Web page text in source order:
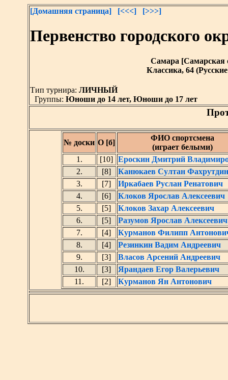
[Домашняя страница] [<<<] [>>>]
Первенство городского
Самара [Самарская
Классика, 64
Тип турнира: ЛИЧНЫЙ
Группы: Юноши до 14 лет, Юноши до 17 лет
№ доски О [б]
ФИО спортсмена
(играет белыми)
1.
[10] Ероскин Дмитрий
2.
[8]
Канюкаев Султан
3.
[7]
Иркабаев Руслан Ренатович
4.
[6]
Клоков Ярослав Алексеевич
5.
[5]
Клоков Захар Алексеевич
6.
[5]
Разумов Ярослав Алексеевич
7.
[4]
Курманов Филипп
8.
[4]
Резинкин Вадим Андреевич
9.
[3]
Власов Арсений Андреевич
10.
[3]
Ярандаев Егор Валерьевич
11.
[2] Курманов Ян Антонович